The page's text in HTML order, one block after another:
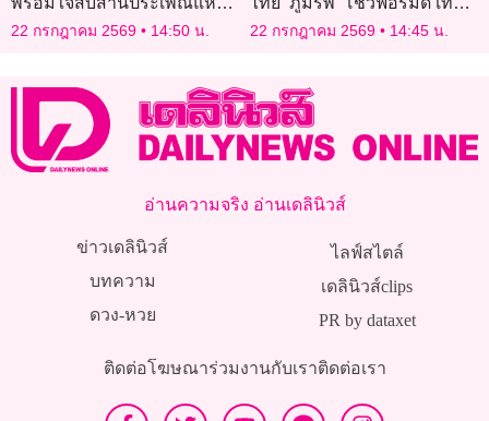
เทียนเข้าพรรษา สืบทอด
ศรัทธาสู่คนรุ่นใหม่
22 กรกฎาคม 2569 14:50 น.
‘กัมบะ โอซากา’
22 กรกฎาคม 2569 14:45 น.
อ่านความจริง อ่านเดลินิวส์
ข่าวเดลินิวส์
บทความ
ดวง-หวย
ไลฟ์สไตล์
เดลินิวส์clips
PR by dataxet
ติดต่อโฆษณาร่วมงานกับเราติดต่อเรา